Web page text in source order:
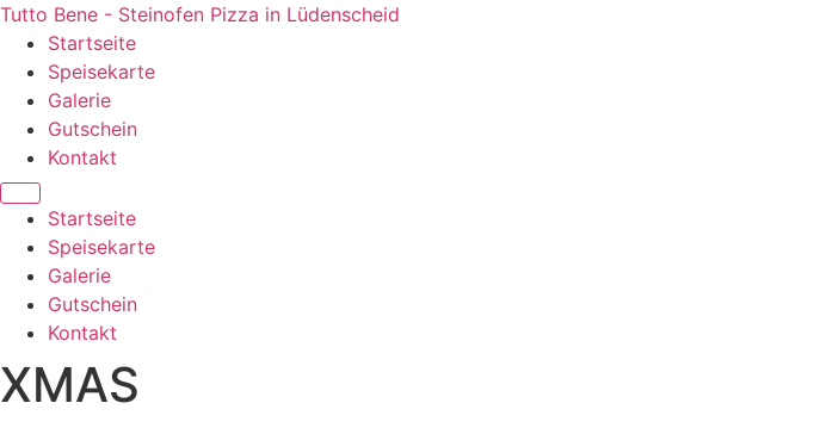
Zum
Inhalt
springen
Tutto Bene - Steinofen Pizza in Lüdenscheid
Startseite
Speisekarte
Galerie
Gutschein
Kontakt
Startseite
Speisekarte
Galerie
Gutschein
Kontakt
XMAS